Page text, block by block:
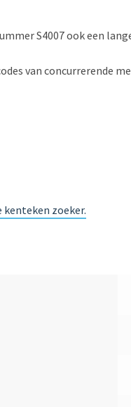
S4007 ook een
van concurrerende
kenteken zoeker.